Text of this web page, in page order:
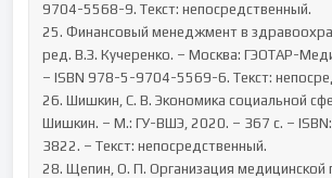
9704-5568-9. Текст: непосредственный.
25. Финансовый менеджмент в
ред. В.З. Кучеренко. – Москва: ГЭОТАР-
– ISBN 978-5-9704-5569-6. Текст:
26. Шишкин, С. В. Экономика социальной
Шишкин. – М.: ГУ-ВШЭ, 2020. – 367 с. –
3822. – Текст: непосредственный.
28. Щепин, О. П. Организация